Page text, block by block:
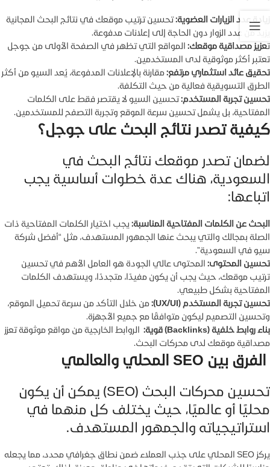
زيادة عدد الزيارات العضوية:تحسين ترتيب موقعك في نتائج البحث المجانية
يزيد من عدد الزوار دون الحاجة إلى إعلانات مدفوعة.
تعزيز مصداقية موقعك: المواقع التي تظهر في الصفحة الأولى من جوجل
تعتبر أكثر موثوقية لدى المستخدمين.
تحقيق عائد استثماري مرتفع:مقارنة بالإعلانات المدفوعة، يُعد السيو من أكثر
الطرق التسويقية فعالية من حيث التكلفة.
تحسين تجربة المستخدم:تحسين السيو لا يقتصر فقط على الكلمات
المفتاحية، بل يشمل تحسين سرعة الموقع وتجربة التصفح للمستخدمين.
كيفية تصدر نتائج البحث على جوجل؟
لضمان تصدر موقعك نتائج البحث في
السعودية، هناك عدة خطوات أساسية يجب
اتباعها:
البحث عن الكلمات المفتاحية المناسبة: يجب اختيار الكلمات المفتاحية ذات
الصلة بمجالك والتي يبحث عنها الجمهور المستهدف، مثل “أفضل شركة
سيو في السعودية”.
تحسين المحتوى: المحتوى عالي الجودة هو العامل الأهم في تحسين
ترتيب موقعك، حيث يجب أن يكون مفيدًا، متجددًا، ويستهدف الكلمات
المفتاحية بشكل طبيعي.
تحسين تجربة المستخدم (UX/UI):
من خلال التأكد من سرعة تحميل الموقع،
وتحسين التصميم ليكون متوافقًا مع جميع الأجهزة.
بناء روابط خلفية (Backlinks) قوية:
الروابط الخارجية من مواقع موثوقة تعزز
مصداقية موقعك لدى محركات البحث.
الفرق بين SEO المحلي والعالمي
تحسين محركات البحث (SEO) يمكن أن يكون
محليًا أو عالميًا، حيث يختلف كل منهما في
استراتيجياته والجمهور المستهدف.
يركز SEO المحلي على جذب العملاء ضمن نطاق جغرافي محدد، مما يجعله